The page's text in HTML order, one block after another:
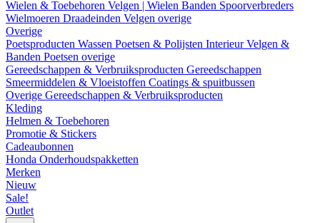
Wielen & Toebehoren Velgen | Wielen Banden Spoorverbreders
Wielmoeren Draadeinden Velgen overige
Overige
Poetsproducten Wassen Poetsen & Polijsten InterieurVelgen &
Banden Poetsen overige
Gereedschappen & Verbruiksproducten Gereedschappen
Smeermiddelen & Vloeistoffen Coatings & spuitbussen
Overige Gereedschappen & Verbruiksproducten
Kleding
Helmen & Toebehoren
Promotie & Stickers
Cadeaubonnen
Honda Onderhoudspakketten
Merken
Nieuw
Sale!
Outlet